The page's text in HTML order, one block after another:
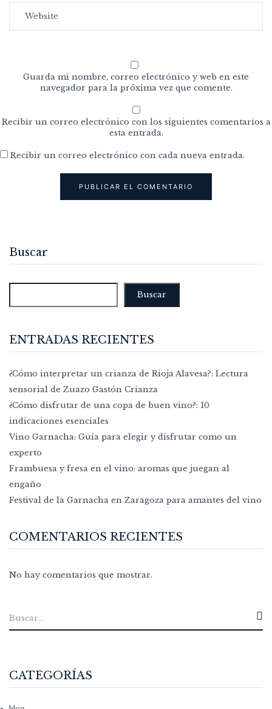
Buscar
Buscar
ENTRADAS RECIENTES
¿Cómo interpretar un crianza de Rioja Alavesa?: Lectura
sensorial de Zuazo Gastón Crianza
¿Cómo disfrutar de una copa de buen vino?: 10
indicaciones esenciales
Vino Garnacha: Guía para elegir y disfrutar como un
experto
Frambuesa y fresa en el vino: aromas que juegan al
engaño
Festival de la Garnacha en Zaragoza para amantes del vino
COMENTARIOS RECIENTES
No hay comentarios que mostrar.
CATEGORÍAS
Guarda mi nombre, correo electrónico y web en este
navegador para la próxima vez que comente.
Recibir un correo electrónico con los siguientes comentarios a
esta entrada.
Recibir un correo electrónico con cada nueva entrada.